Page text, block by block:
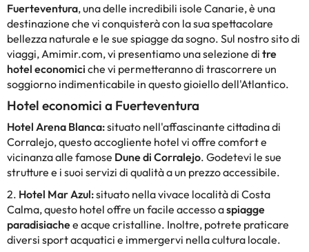
Fuerteventura, una delle incredibili isole Canarie, è una
destinazione che vi conquisterà con la sua spettacolare
bellezza naturale e le sue spiagge da sogno. Sul nostro sito di
viaggi, Amimir.com, vi presentiamo una selezione di tre
hotel economici che vi permetteranno di trascorrere un
soggiorno indimenticabile in questo gioiello dell'Atlantico.
Hotel economici a Fuerteventura
Hotel Arena Blanca:situato nell'affascinante cittadina di
Corralejo, questo accogliente hotel vi offre comfort e
vicinanza alle famose Dune di Corralejo. Godetevi le sue
strutture e i suoi servizi di qualità a un prezzo accessibile.
2. Hotel Mar Azul:situato nella vivace località di Costa
Calma, questo hotel offre un facile accesso aspiagge
paradisiachee acque cristalline. Inoltre, potrete praticare
diversi sport acquatici e immergervi nella cultura locale.